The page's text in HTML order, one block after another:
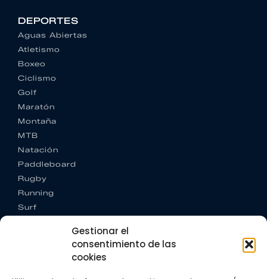
Gestionar el
consentimiento de las
cookies
DEPORTES
Aguas Abiertas
Atletismo
Boxeo
Ciclismo
Golf
Maratón
Montaña
MTB
Natación
Paddleboard
Rugby
Running
Surf
CONTACTO